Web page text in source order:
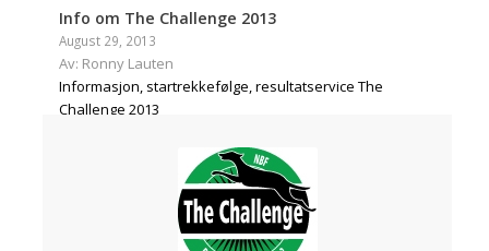
Info om The Challenge 2013
August 29, 2013
Av: Ronny Lauten
Informasjon, startrekkefølge, resultatservice The
Challenge 2013